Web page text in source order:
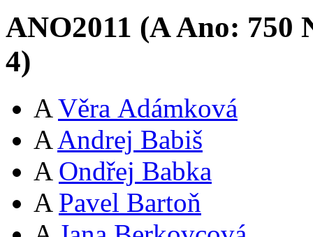
ANO2011 (AAno: 750
4)
A Věra Adámková
A Andrej Babiš
A Ondřej Babka
A Pavel Bartoň